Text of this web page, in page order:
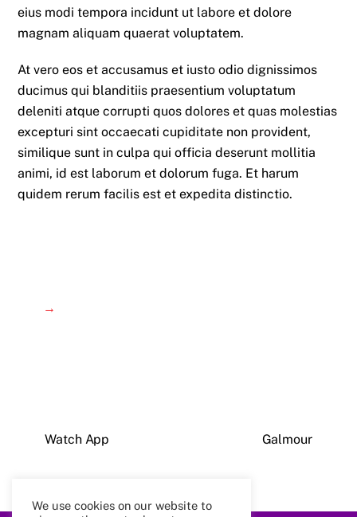
eius modi tempora incidunt ut labore et dolore
magnam aliquam quaerat voluptatem.
At vero eos et accusamus et iusto odio dignissimos
ducimus qui blanditiis praesentium voluptatum
deleniti atque corrupti quos dolores et quas molestias
excepturi sint occaecati cupiditate non provident,
similique sunt in culpa qui officia deserunt mollitia
animi, id est laborum et dolorum fuga. Et harum
quidem rerum facilis est et expedita distinctio.
→
Watch App Galmour
We use cookies on our website to